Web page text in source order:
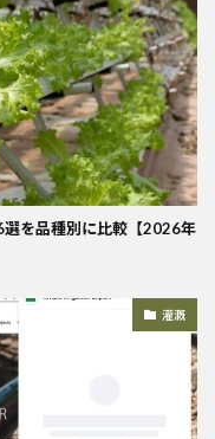
を品種別に比較【2026年
灌漑